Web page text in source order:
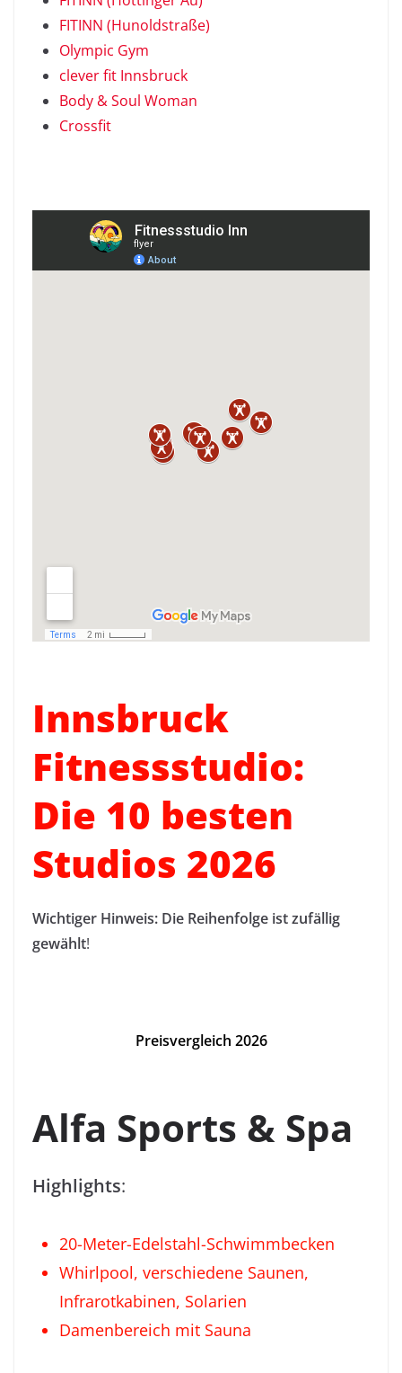
FITINN (Hunoldstraße)
Olympic Gym
clever fit Innsbruck
Body & Soul Woman
Crossfit
Innsbruck
Fitnessstudio:
Die 10 besten
Studios 2026
Wichtiger Hinweis: Die Reihenfolge ist zufällig
gewählt!
Preisvergleich 2026
Alfa Sports & Spa
Highlights:
20-Meter-Edelstahl-Schwimmbecken
Whirlpool, verschiedene Saunen,
Infrarotkabinen, Solarien
Damenbereich mit Sauna